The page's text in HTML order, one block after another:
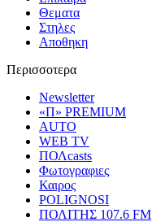
Θεματα
Στηλες
Αποθηκη
Περισσοτερα
Newsletter
«Π» PREMIUM
AUTO
WEB TV
ΠΟΛcasts
Φωτογραφιες
Καιρος
POLIGNOSI
ΠΟΛΙΤΗΣ 107.6 FM